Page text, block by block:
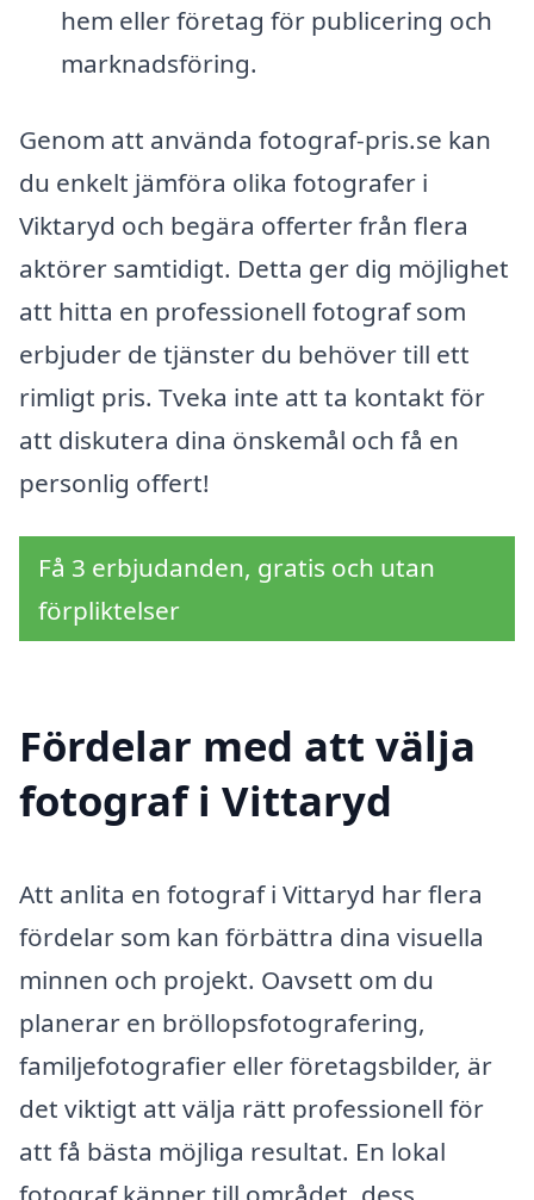
hem eller företag för publicering och
marknadsföring.
Genom att använda fotograf-pris.se kan
du enkelt jämföra olika fotografer i
Viktaryd och begära offerter från flera
aktörer samtidigt. Detta ger dig möjlighet
att hitta en professionell fotograf som
erbjuder de tjänster du behöver till ett
rimligt pris. Tveka inte att ta kontakt för
att diskutera dina önskemål och få en
personlig offert!
Få 3 erbjudanden, gratis och utan
förpliktelser
Fördelar med att välja
fotograf i Vittaryd
Att anlita en fotograf i Vittaryd har flera
fördelar som kan förbättra dina visuella
minnen och projekt. Oavsett om du
planerar en bröllopsfotografering,
familjefotografier eller företagsbilder, är
det viktigt att välja rätt professionell för
att få bästa möjliga resultat. En lokal